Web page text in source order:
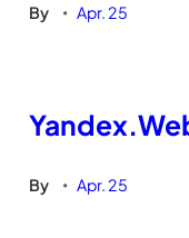
By • Apr. 25
By • Apr. 25